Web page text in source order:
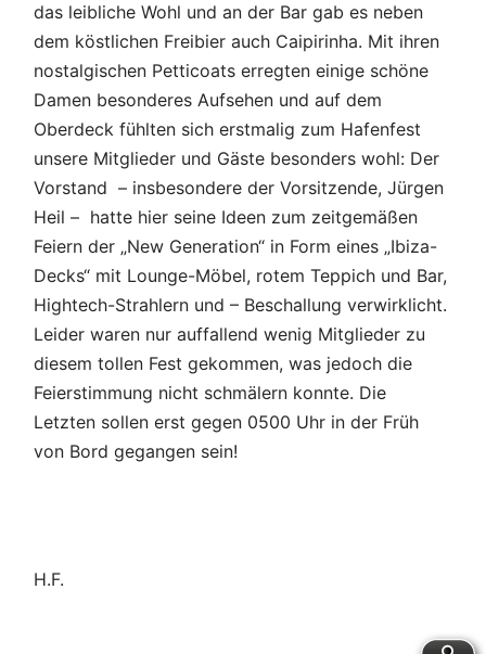
das leibliche Wohl und an der Bar gab es neben
dem köstlichen Freibier auch Caipirinha. Mit ihren
nostalgischen Petticoats erregten einige schöne
Damen besonderes Aufsehen und auf dem
Oberdeck fühlten sich erstmalig zum Hafenfest
unsere Mitglieder und Gäste besonders wohl: Der
Vorstand – insbesondere der Vorsitzende, Jürgen
Heil – hatte hier seine Ideen zum zeitgemäßen
Feiern der „New Generation“ in Form eines „Ibiza-
Decks“ mit Lounge-Möbel, rotem Teppich und Bar,
Hightech-Strahlern und – Beschallung verwirklicht.
Leider waren nur auffallend wenig Mitglieder zu
diesem tollen Fest gekommen, was jedoch die
Feierstimmung nicht schmälern konnte. Die
Letzten sollen erst gegen 0500 Uhr in der Früh
von Bord gegangen sein!
H.F.